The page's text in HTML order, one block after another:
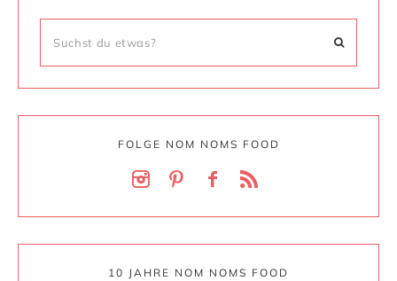
FOLGE NOM NOMS FOOD
10 JAHRE NOM NOMS FOOD